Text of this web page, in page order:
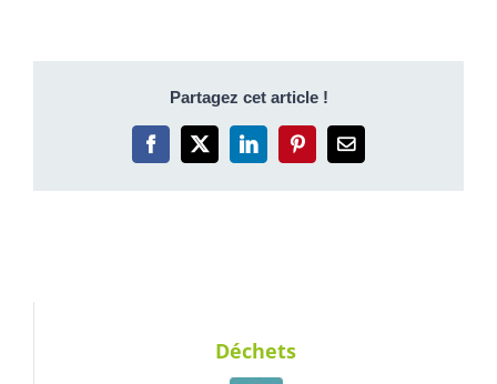
Partagez cet article !
Facebook
X LinkedInPinterestEmail
Déchets